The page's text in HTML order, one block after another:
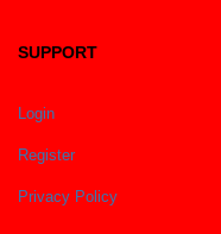
SUPPORT
Login
Register
Privacy Policy